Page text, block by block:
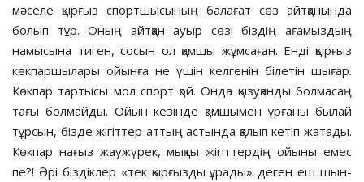
мәселе қырғыз спортшы­сы­ның балағат сөз айтқа­нын­да
болып тұр. Оның айтқан ауыр сөзі біздің аға­мыздың
намысына тиген, сосын ол қам­шы жұмсаған. Енді қырғыз
көкпар­шы­лары ойынға не үшін келгенін білетін шы­ғар.
Көкпар тартысы мол спорт қой. Он­да қызуқанды болмасаң
тағы болмайды. Ойын кезінде қамшымен ұрғаны былай
тұрсын, бізде жігіттер аттың астында қа­лып кетіп жатады.
Көкпар нағыз жаужүрек, мықты жігіттердің ойыны емес
пе?! Әрі біз­діклер «тек қырғызды ұрады» деген еш шын­